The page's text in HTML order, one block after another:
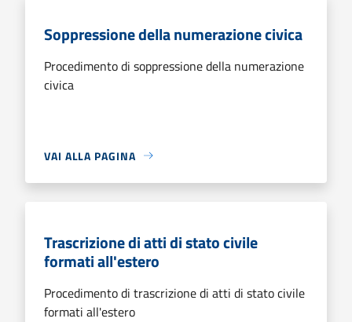
Soppressione della numerazione civica
Procedimento di soppressione della numerazione
civica
VAI ALLA PAGINA
Trascrizione di atti di stato civile
formati all'estero
Procedimento di trascrizione di atti di stato civile
formati all'estero